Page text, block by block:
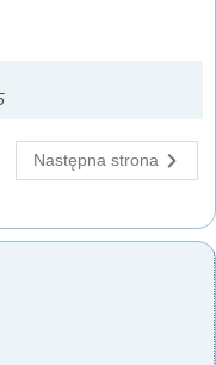
Następna strona